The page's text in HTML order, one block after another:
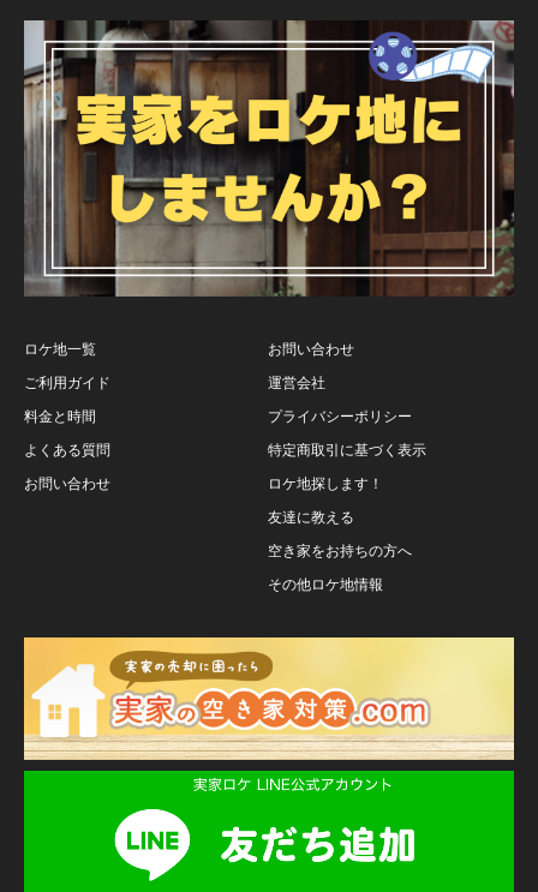
ロケ地一覧
ご利用ガイド
料金と時間
よくある質問
お問い合わせ
お問い合わせ
運営会社
プライバシーポリシー
特定商取引に基づく表示
ロケ地探します！
友達に教える
空き家をお持ちの方へ
その他ロケ地情報